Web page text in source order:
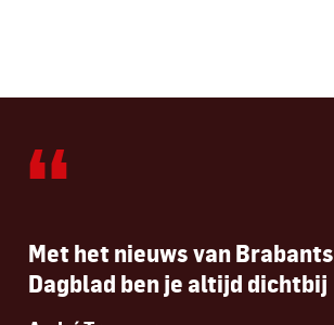
“
Met het nieuws van Brabants
Dagblad ben je altijd dichtbij